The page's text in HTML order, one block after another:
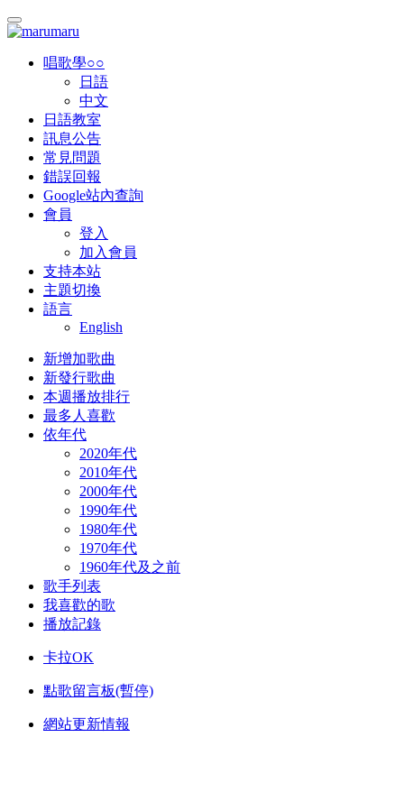
唱歌學○○
日語
中文
日語教室
訊息公告
常見問題
錯誤回報
Google站內查詢
會員
登入
加入會員
支持本站
主題切換
語言
English
新增加歌曲
新發行歌曲
本週播放排行
最多人喜歡
依年代
2020年代
2010年代
2000年代
1990年代
1980年代
1970年代
1960年代及之前
歌手列表
我喜歡的歌
播放記錄
卡拉OK
點歌留言板(暫停)
網站更新情報